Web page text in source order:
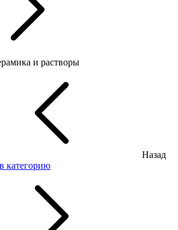
и растворы
Назад
категорию